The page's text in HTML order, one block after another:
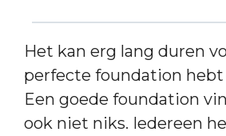
Het kan erg lang duren
perfecte foundation hebt
Een goede foundation
ook niet niks. Iedereen